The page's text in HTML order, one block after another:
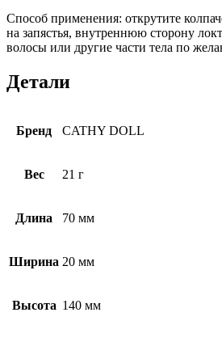
Способ применения: открутите
на запястья, внутреннюю сторону
волосы или другие части тела по
Детали
Бренд CATHY DOLL
Вес 21 г
Длина 70 мм
Ширина 20 мм
Высота 140 мм